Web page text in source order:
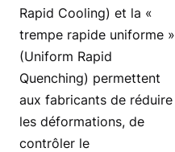
Rapid Cooling) et la «
trempe rapide uniforme »
(Uniform Rapid
Quenching) permettent
aux fabricants de réduire
les déformations, de
contrôler le